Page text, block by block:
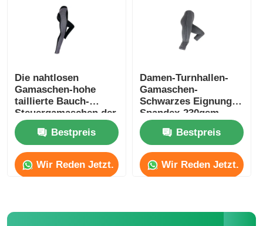
Die nahtlosen
Gamaschen-hohe
taillierte Bauch-
Steuergamaschen der
Sport-Frauen
Bestpreis
Wir Reden Jetzt.
Damen-Turnhallen-
Gamaschen-
Schwarzes Eignung
Spandex-230gsm
hohes tailliertes
Bestpreis
Wir Reden Jetzt.